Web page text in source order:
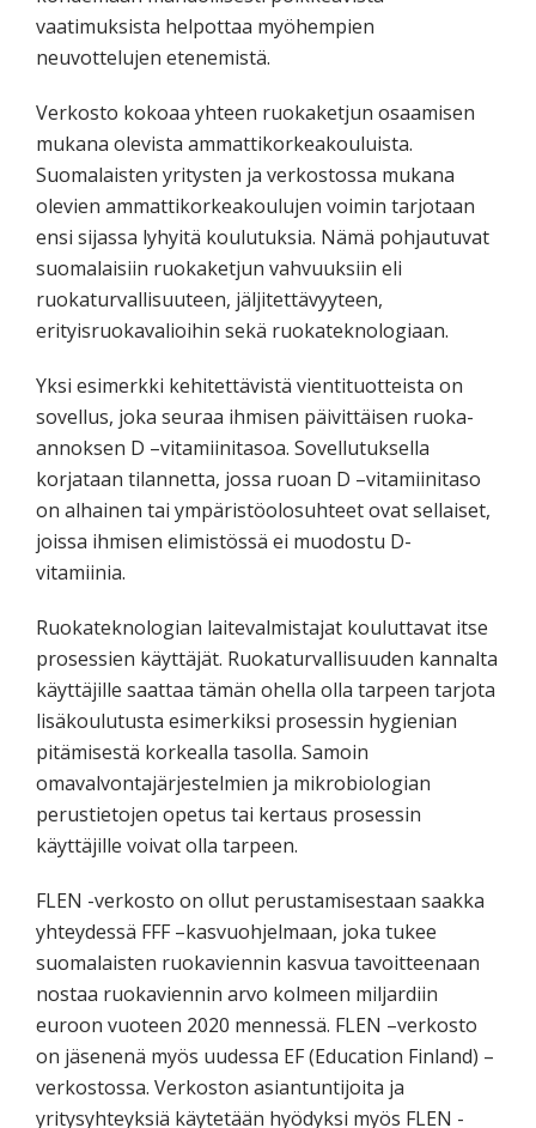
vaatimuksista helpottaa myöhempien
neuvottelujen etenemistä.
Verkosto kokoaa yhteen ruokaketjun osaamisen
mukana olevista ammattikorkeakouluista.
Suomalaisten yritysten ja verkostossa mukana
olevien ammattikorkeakoulujen voimin tarjotaan
ensi sijassa lyhyitä koulutuksia. Nämä pohjautuvat
suomalaisiin ruokaketjun vahvuuksiin eli
ruokaturvallisuuteen, jäljitettävyyteen,
erityisruokavalioihin sekä ruokateknologiaan.
Yksi esimerkki kehitettävistä vientituotteista on
sovellus, joka seuraa ihmisen päivittäisen ruoka-
annoksen D –vitamiinitasoa. Sovellutuksella
korjataan tilannetta, jossa ruoan D –vitamiinitaso
on alhainen tai ympäristöolosuhteet ovat sellaiset,
joissa ihmisen elimistössä ei muodostu D-
vitamiinia.
Ruokateknologian laitevalmistajat kouluttavat itse
prosessien käyttäjät. Ruokaturvallisuuden kannalta
käyttäjille saattaa tämän ohella olla tarpeen tarjota
lisäkoulutusta esimerkiksi prosessin hygienian
pitämisestä korkealla tasolla. Samoin
omavalvontajärjestelmien ja mikrobiologian
perustietojen opetus tai kertaus prosessin
käyttäjille voivat olla tarpeen.
FLEN -verkosto on ollut perustamisestaan saakka
yhteydessä FFF –kasvuohjelmaan, joka tukee
suomalaisten ruokaviennin kasvua tavoitteenaan
nostaa ruokaviennin arvo kolmeen miljardiin
euroon vuoteen 2020 mennessä. FLEN –verkosto
on jäsenenä myös uudessa EF (Education Finland) –
verkostossa. Verkoston asiantuntijoita ja
yritysyhteyksiä käytetään hyödyksi myös FLEN -